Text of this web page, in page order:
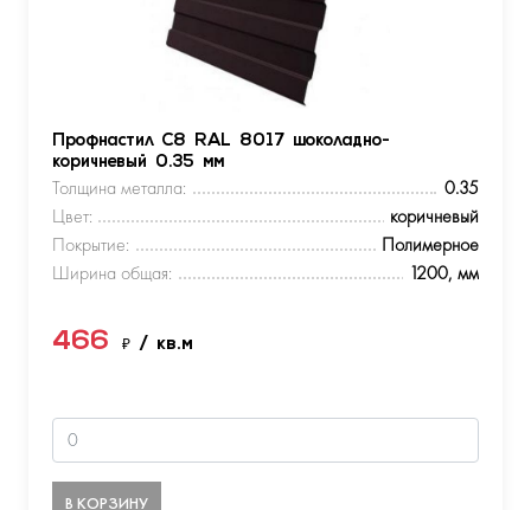
Профнастил С8 RAL 8017 шоколадно-
коричневый 0.35 мм
Толщина металла:
0.35
Цвет:
коричневый
Покрытие:
Полимерное
Ширина общая:
1200, мм
466 ₽ / кв.м
В КОРЗИНУ